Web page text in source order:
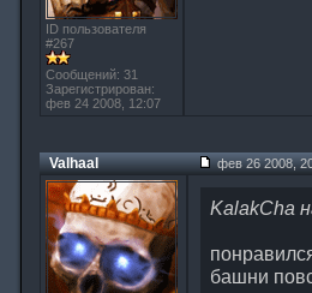
ID пользователя
#267
Сообщений: 31
Зарегистрирован:
фев 24 2008, 12:07
Valhaal фев 26 2008,
KalakCha
башни